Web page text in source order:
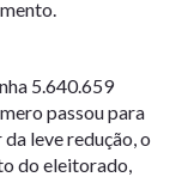
5.640.659
passou para
leve redução, o
do eleitorado,